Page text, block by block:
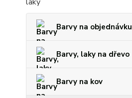
Barvy na objednávku
Barvy, laky na dřevo
Barvy na kov